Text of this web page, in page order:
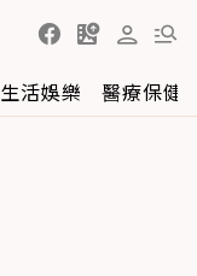
生活娛樂 醫療保健